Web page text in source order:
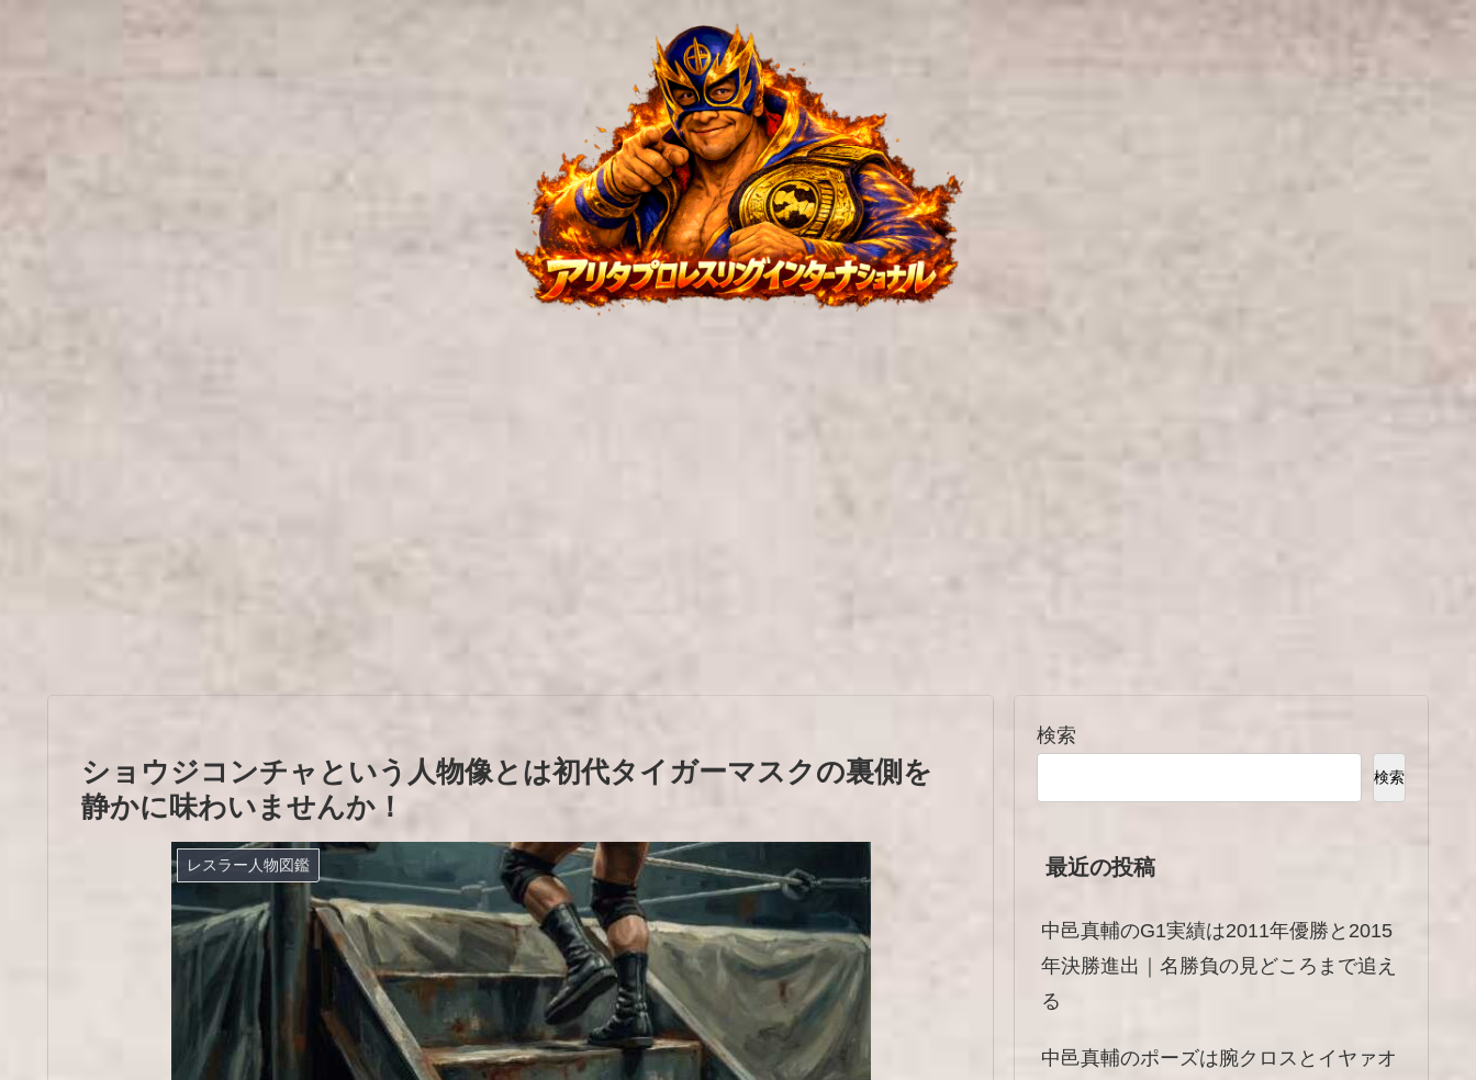
ショウジコンチャという人物像とは初代タイガーマスクの裏側を
静かに味わいませんか！
レスラー人物図鑑
検索
検索
最近の投稿
中邑真輔のG1実績は2011年優勝と2015
年決勝進出｜名勝負の見どころまで追え
る
中邑真輔のポーズは腕クロスとイヤァオ